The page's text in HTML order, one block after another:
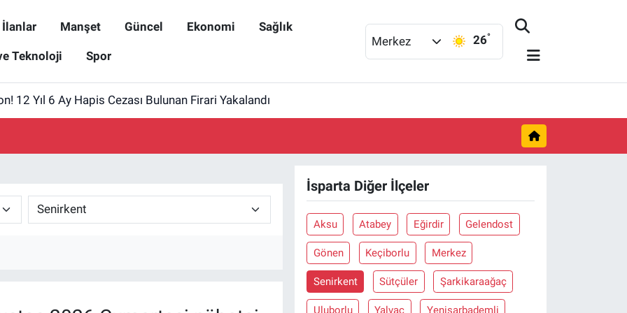
İlanlar Manşet Güncel Ekonomi Sağlık
Teknoloji Spor
Merkez 26°
12 Yıl 6 Ay Hapis Cezası Bulunan Firari Yakalandı
İsparta Diğer İlçeler
Aksu Atabey Eğirdir Gelendost
Gönen Keçiborlu Merkez
Senirkent Sütçüler Şarkikaraağaç
Uluborlu Yalvaç Yenişarbademli